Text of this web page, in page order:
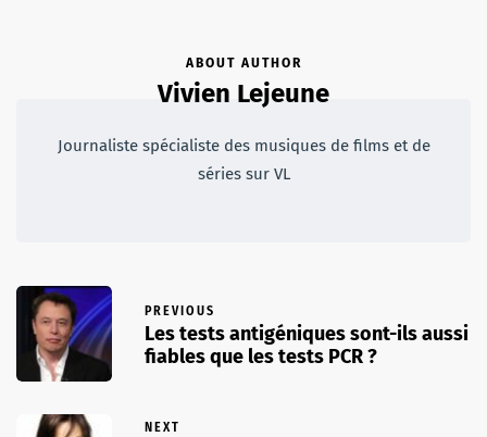
ABOUT AUTHOR
Vivien Lejeune
Journaliste spécialiste des musiques de films et de
séries sur VL
PREVIOUS
Les tests antigéniques sont-ils aussi
fiables que les tests PCR ?
NEXT